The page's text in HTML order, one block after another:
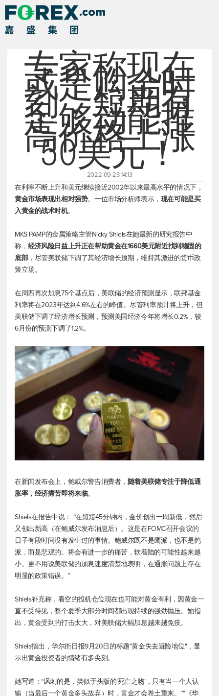
专家称现在
或是购金时
刻，短期有
足够动能推
高价格上涨
50美元！
2022-09-23 14:13
在利率不断上升和美元继续接近2002年以来最高水平的情况下，
黄金市场表现出相对强势。一位市场分析师表示， 现在可能是买
入黄金的战术时机。
MKS PAMP的金属策略主管Nicky Shiels在她最新的研究报告中
称，经济风险日益上升正在帮助黄金在1660美元附近找到稳固的
底部，尽管美联储下调了其经济增长预期，维持其激进的货币政
策立场。
在周四再次加息75个基点后，美联储的经济预测显示，联邦基金
利率将在2023年达到4.6%左右的峰值。尽管利率预计将上升，但
美联储下调了经济增长预测，预测美国经济今年将增长0.2%，较
6月份的预测下调了1.2%。
在新闻发布会上，鲍威尔警告消费者， 随着美联储专注于降低通
胀率，经济痛苦即将来临。
Shiels在报告中说： “在短短45分钟内，金价创出一周新低，然后
又创出新高（在鲍威尔发布消息后）。这是在FOMC召开会议的
日子有段时间没有发生过的事情。鲍威尔既不是鹰派，也不是鸽
派，而是悲观的。将会有进一步的痛苦，软着陆的可能性越来越
小。更不用说美联储的加息速度清楚地表明，在通胀问题上存在
明显的政策错误。”
Shiels补充称，看空的投机仓位现在也可能对黄金有利，因黄金一
直不受待见，整个夏季大部分时间都出现持续的强劲抛压。她指
出，黄金受到的打击太大，对美联储大幅加息越来越免疫。
Shiels指出，华尔街日报9月20日的标题"黄金失去避险地位"，显
示出黄金投资者的情绪有多尖刻。
她写道：“讽刺的是，类似于头版的‘死亡之吻’，只有当一个人认
输（当最后一个黄金多头放弃）时，黄金才会卷土重来。”“《华